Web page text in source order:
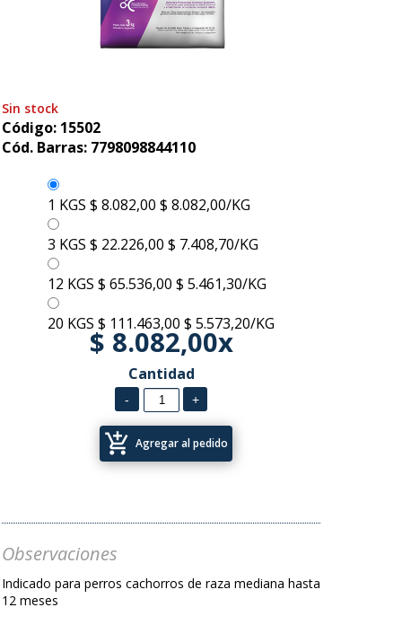
Sin stock
Código: 15502
Cód. Barras: 7798098844110
1 KGS $ 8.082,00 $ 8.082,00/KG
3 KGS $ 22.226,00 $ 7.408,70/KG
12 KGS $ 65.536,00 $ 5.461,30/KG
20 KGS $ 111.463,00 $ 5.573,20/KG
$ 8.082,00x
Cantidad
add_shopping_cart Agregar al pedido
Observaciones
Indicado para perros cachorros de raza mediana hasta
12 meses